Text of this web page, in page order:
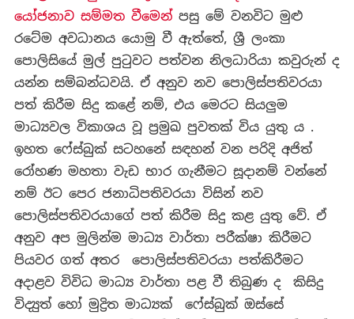
යෝජනාව සම්මත වීමෙන්පසු මේ වනවිට මුළු
රටේම අවධානය යොමු වී ඇත්තේ, ශ්‍රී ලංකා
පොලිසියේ මුල් පුටුවට පත්වන නිලධාරියා කවුරුන් ද
යන්න සම්බන්ධවයි. ඒ අනුව නව පොලිස්පතිවරයා
පත් කිරීම සිදු කළේ නම්, එය මෙරට සියලුම
මාධ්‍යවල විකාශය වූ ප්‍රමුඛ පුවතක් විය යුතු ය .
ඉහත ෆේස්බුක් සටහනේ සඳහන් වන පරිදි අජිත්
රෝහණ මහතා වැඩ භාර ගැනීමට සූදානම් වන්නේ
නම් ඊට පෙර ජනාධිපතිවරයා විසින් නව
පොලිස්පතිවරයාගේ පත් කිරීම සිදු කළ යුතු වේ. ඒ
අනුව අප මුලින්ම මාධ්‍ය වාර්තා පරීක්ෂා කිරීමට
පියවර ගත් අතර පොලිස්පතිවරයා පත්කිරීමට
අදාළව විවිධ මාධ්‍ය වාර්තා පළ වී තිබුණ ද කිසිදු
විද්‍යුත් හෝ මුද්‍රිත මාධ්‍යක් ෆේස්බුක් ඔස්සේ